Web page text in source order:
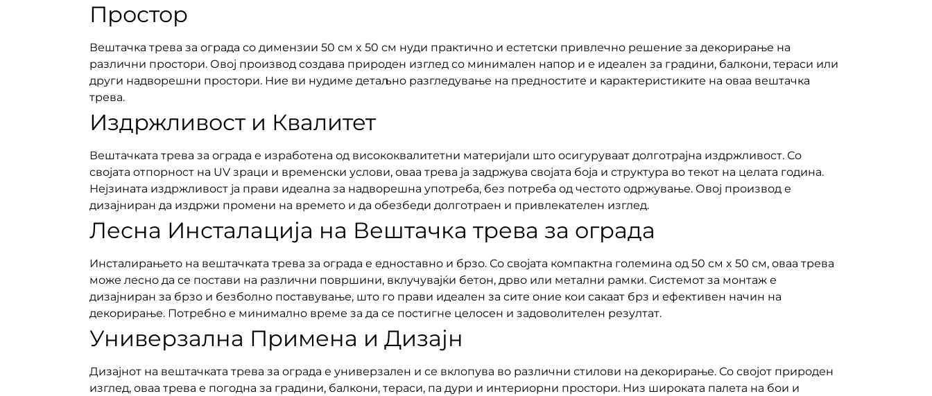
Простор
Вештачка трева за ограда со димензии 50 см x 50 см нуди практично и естетски привлечно решение за декорирање на
различни простори. Овој производ создава природен изглед со минимален напор и е идеален за градини, балкони, тераси или
други надворешни простори. Ние ви нудиме детаљно разгледување на предностите и карактеристиките на оваа вештачка
трева.
Издржливост и Квалитет
Вештачката трева за ограда е изработена од висококвалитетни материјали што осигуруваат долготрајна издржливост. Со
својата отпорност на UV зраци и временски услови, оваа трева ја задржува својата боја и структура во текот на целата година.
Нејзината издржливост ја прави идеална за надворешна употреба, без потреба од честото одржување. Овој производ е
дизајниран да издржи промени на времето и да обезбеди долготраен и привлекателен изглед.
Лесна Инсталација на Вештачка трева за ограда
Инсталирањето на вештачката трева за ограда е едноставно и брзо. Со својата компактна големина од 50 см x 50 см, оваа трева
може лесно да се постави на различни површини, вклучувајќи бетон, дрво или метални рамки. Системот за монтаж е
дизајниран за брзо и безболно поставување, што го прави идеален за сите оние кои сакаат брз и ефективен начин на
декорирање. Потребно е минимално време за да се постигне целосен и задоволителен резултат.
Универзална Примена и Дизајн
Дизајнот на вештачката трева за ограда е универзален и се вклопува во различни стилови на декорирање. Со својот природен
изглед, оваа трева е погодна за градини, балкони, тераси, па дури и интериорни простори. Низ широката палета на бои и